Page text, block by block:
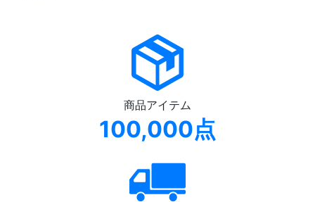
商品アイテム
100,000点